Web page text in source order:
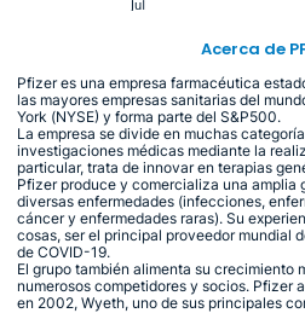
Acerca de
Pfizer es una empresa farmacéutica
las mayores empresas sanitarias del
York (NYSE) y forma parte del S&P500.
La empresa se divide en muchas
investigaciones médicas mediante la
particular, trata de innovar en terapias
Pfizer produce y comercializa una amplia
diversas enfermedades (infecciones,
cáncer y enfermedades raras). Su
cosas, ser el principal proveedor mundial
de COVID-19.
El grupo también alimenta su crecimiento
numerosos competidores y socios. Pfizer
en 2002, Wyeth, uno de sus principales